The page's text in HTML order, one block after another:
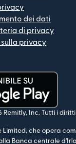
dei dati
di privacy
privacy
finestra)
Remitly, Inc. Tutti i
Limited, che opera
Banca centrale